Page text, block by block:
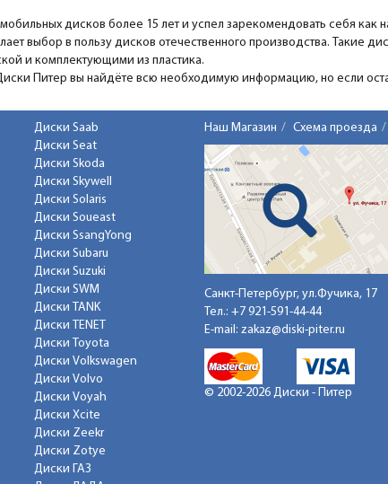
дисков более 15 лет и успел зарекомендовать себя
выбор в пользу дисков отечественного производства. Такие
и комплектующими из пластика.
Питер вы найдёте всю необходимую информацию, но если
Диски Saab
Диски Seat
Диски Skoda
Диски Skywell
Диски Solaris
Диски Soueast
Диски SsangYong
Диски Subaru
Диски Suzuki
Диски SWM
Диски TANK
Диски TENET
Диски Toyota
Диски Volkswagen
Диски Volvo
Диски Voyah
Диски Xcite
Диски Zeekr
Диски Zotye
Диски ГАЗ
Наш Магазин Схема проезда
Санкт-Петербург, ул.Фучика, 17
Тел.: +7 921-591-44-44
E-mail: zakaz@diski-piter.ru
© 2002-2026 Диски - Питер